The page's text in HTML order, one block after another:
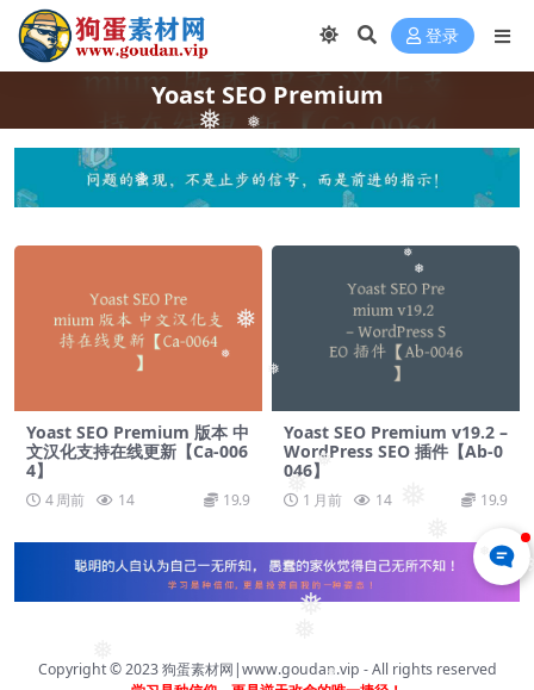
❅
❅
❅
❅
❅
❅
❅
❅
❅
❅
❅
❅
❅
❅ ❅
登录
Yoast SEO Premium
Yoast SEO Premium 版本 中
文汉化支持在线更新【Ca-006
4】
4 周前 14 19.9
Yoast SEO Premium v​​19.2 –
WordPress SEO 插件【Ab-0
046】
1 月前 14 19.9
Copyright © 2023狗蛋素材网|www.goudan.vip - All rights reserved